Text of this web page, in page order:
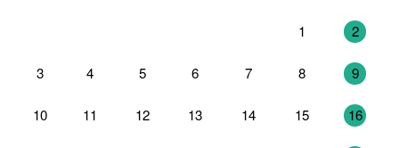
1 2
3 4 5 6 7 8 9
10 11 12 13 14 15 16